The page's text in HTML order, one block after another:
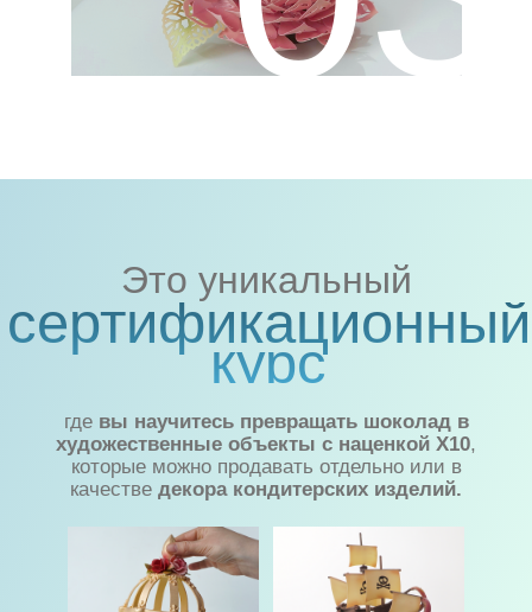
подходит всем, кто хочет
научиться мастерски работать с
шоколадом:
чтобы существенноповысить
стоимость услуг
, расширить
ассортимент и выделяться редким
мастерством на рынке.
кондитерам,
Профессиональным